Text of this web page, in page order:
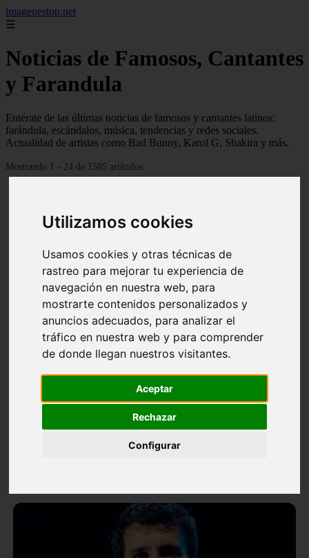
Utilizamos cookies
Usamos cookies y otras técnicas de
rastreo para mejorar tu experiencia de
navegación en nuestra web, para
mostrarte contenidos personalizados y
anuncios adecuados, para analizar el
tráfico en nuestra web y para comprender
de donde llegan nuestros visitantes.
Aceptar
Rechazar
Configurar
imagenestop.net
☰
Noticias de Famosos, Cantantes
y Farandula
Entérate de las últimas noticias de famosos y cantantes latinos:
farándula, escándalos, música, tendencias y redes sociales.
Actualidad de artistas como Bad Bunny, Karol G, Shakira y más.
Mostrando 1 - 24 de 1585 artículos